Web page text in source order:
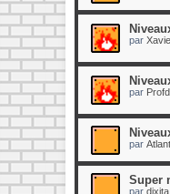
par
par
par
Super
par dixita